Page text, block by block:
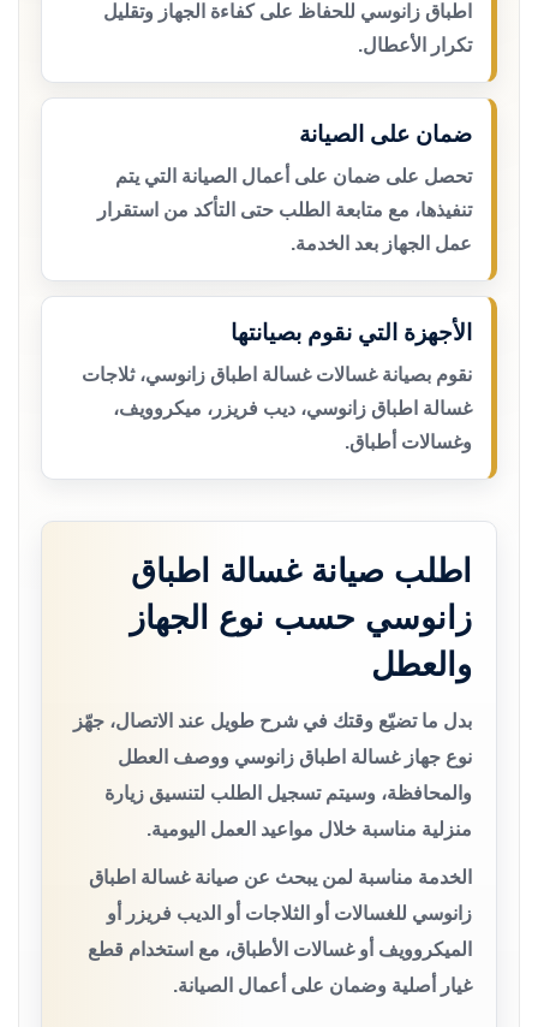
اطباق زانوسي للحفاظ على كفاءة الجهاز وتقليل
تكرار الأعطال.
ضمان على الصيانة
تحصل على ضمان على أعمال الصيانة التي يتم
تنفيذها، مع متابعة الطلب حتى التأكد من استقرار
عمل الجهاز بعد الخدمة.
الأجهزة التي نقوم بصيانتها
نقوم بصيانة غسالات غسالة اطباق زانوسي، ثلاجات
غسالة اطباق زانوسي، ديب فريزر، ميكروويف،
وغسالات أطباق.
اطلب صيانة غسالة اطباق
زانوسي حسب نوع الجهاز
والعطل
بدل ما تضيّع وقتك في شرح طويل عند الاتصال، جهّز
نوع جهاز غسالة اطباق زانوسي ووصف العطل
والمحافظة، وسيتم تسجيل الطلب لتنسيق زيارة
منزلية مناسبة خلال مواعيد العمل اليومية.
الخدمة مناسبة لمن يبحث عن صيانة غسالة اطباق
زانوسي للغسالات أو الثلاجات أو الديب فريزر أو
الميكروويف أو غسالات الأطباق، مع استخدام قطع
غيار أصلية وضمان على أعمال الصيانة.